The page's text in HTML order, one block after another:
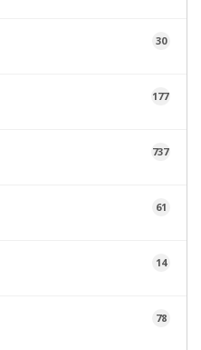
30
177
737
61
14
78